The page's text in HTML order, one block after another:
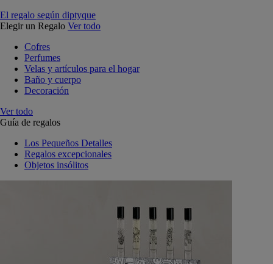
El regalo según diptyque
Elegir un Regalo Ver todo
Cofres
Perfumes
Velas y artículos para el hogar
Baño y cuerpo
Decoración
Ver todo
Guía de regalos
Los Pequeños Detalles
Regalos excepcionales
Objetos insólitos